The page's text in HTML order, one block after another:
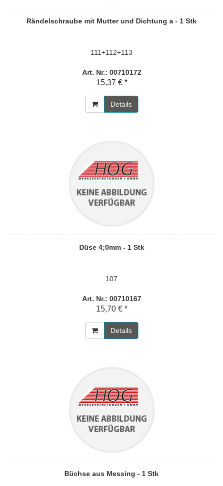
Rändelschraube mit Mutter und Dichtung a - 1 Stk
111+112+113
Art. Nr.: 00710172
15,37 € *
Details
Düse 4;0mm - 1 Stk
107
Art. Nr.: 00710167
15,70 € *
Details
Büchse aus Messing - 1 Stk